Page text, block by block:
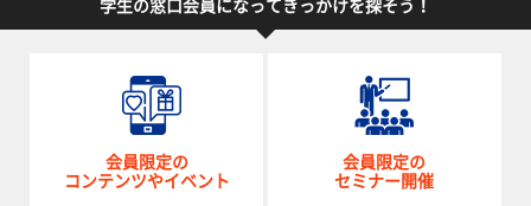
学生の窓口会員になってきっかけを探そう！
会員限定の
コンテンツやイベント
会員限定の
セミナー開催